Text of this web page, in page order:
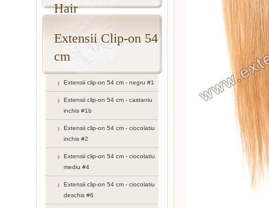
Hair
Extensii Clip-on 54
cm
Extensii clip-on 54 cm - negru #1
Extensii clip-on 54 cm - castaniu
inchis #1b
Extensii clip-on 54 cm - ciocolatiu
inchis #2
Extensii clip-on 54 cm - ciocolatiu
mediu #4
Extensii clip-on 54 cm - ciocolatiu
deschis #6